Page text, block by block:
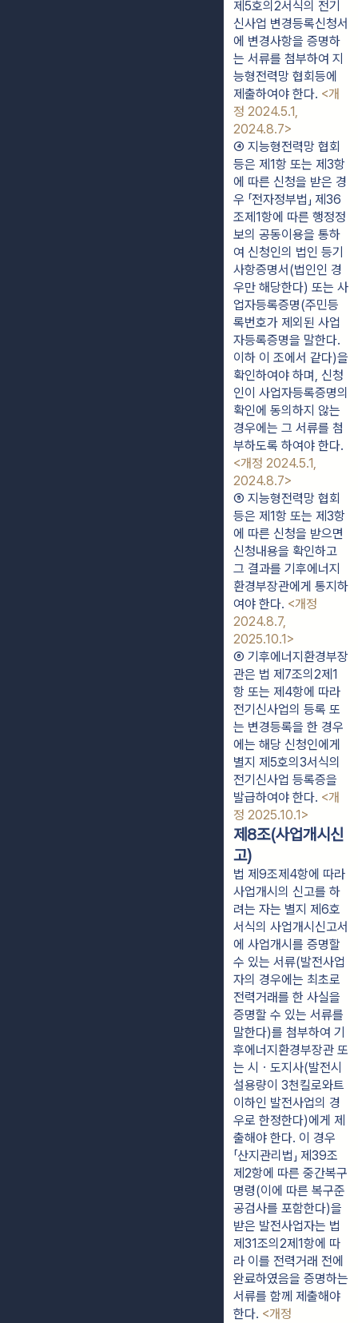
제5호의2서식의 전기
신사업 변경등록신청서
에 변경사항을 증명하
는 서류를 첨부하여 지
능형전력망 협회등에
제출하여야 한다. <개
정 2024.5.1,
2024.8.7>
④ 지능형전력망 협회
등은 제1항 또는 제3항
에 따른 신청을 받은 경
우 「전자정부법」 제36
조제1항에 따른 행정정
보의 공동이용을 통하
여 신청인의 법인 등기
사항증명서(법인인 경
우만 해당한다) 또는 사
업자등록증명(주민등
록번호가 제외된 사업
자등록증명을 말한다.
이하 이 조에서 같다)을
확인하여야 하며, 신청
인이 사업자등록증명의
확인에 동의하지 않는
경우에는 그 서류를 첨
<개정 2024.5.1,
2024.8.7>
⑤ 지능형전력망 협회
등은 제1항 또는 제3항
에 따른 신청을 받으면
신청내용을 확인하고
그 결과를 기후에너지
환경부장관에게 통지하
여야 한다. <개정
2024.8.7,
2025.10.1>
⑥ 기후에너지환경부장
관은 법 제7조의2제1
항 또는 제4항에 따라
전기신사업의 등록 또
는 변경등록을 한 경우
에는 해당 신청인에게
별지 제5호의3서식의
전기신사업 등록증을
발급하여야 한다. <개
정 2025.10.1>
제8조(사업개시신
고)
법 제9조제4항에 따라
사업개시의 신고를 하
려는 자는 별지 제6호
서식의 사업개시신고서
에 사업개시를 증명할
수 있는 서류(발전사업
자의 경우에는 최초로
전력거래를 한 사실을
증명할 수 있는 서류를
말한다)를 첨부하여 기
후에너지환경부장관 또
는 시ㆍ도지사(발전시
설용량이 3천킬로와트
이하인 발전사업의 경
우로 한정한다)에게 제
출해야 한다. 이 경우
「산지관리법」 제39조
제2항에 따른 중간복구
명령(이에 따른 복구준
공검사를 포함한다)을
받은 발전사업자는 법
제31조의2제1항에 따
라 이를 전력거래 전에
완료하였음을 증명하는
서류를 함께 제출해야
한다. <개정